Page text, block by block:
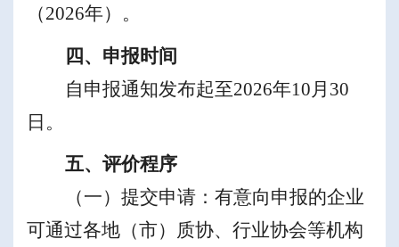
（2026年） 。
四、 申报时间
自申报通知发布起至2026年10 月 30
日 。
五、评价程序
（一）提交申请：有意向申报的企业
可通过各地（市）质协、行业协会等机构